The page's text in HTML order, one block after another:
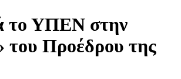
το ΥΠΕΝ στην
του Προέδρου της